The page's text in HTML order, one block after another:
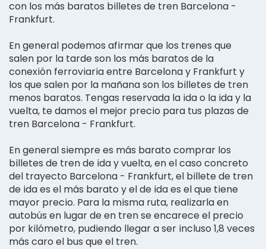
con los más baratos billetes de tren Barcelona -
Frankfurt.
En general podemos afirmar que los trenes que
salen por la tarde son los más baratos de la
conexión ferroviaria entre Barcelona y Frankfurt y
los que salen por la mañana son los billetes de tren
menos baratos. Tengas reservada la ida o la ida y la
vuelta, te damos el mejor precio para tus plazas de
tren Barcelona - Frankfurt.
En general siempre es más barato comprar los
billetes de tren de ida y vuelta, en el caso concreto
del trayecto Barcelona - Frankfurt, el billete de tren
de ida es el más barato y el de ida es el que tiene
mayor precio. Para la misma ruta, realizarla en
autobús en lugar de en tren se encarece el precio
por kilómetro, pudiendo llegar a ser incluso 1,8 veces
más caro el bus que el tren.